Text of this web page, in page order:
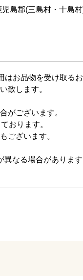
島郡(三島村・十島
お品物を受け取る
致します。
がございます。
おります。
ございます。
なる場合があります